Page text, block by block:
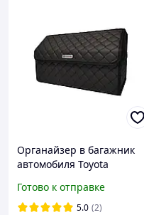
Органайзер в багажник
автомобиля Toyota
Готово к отправке
5.0 (2)